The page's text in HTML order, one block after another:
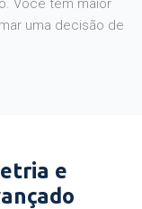
Você tem maior
uma decisão de
e